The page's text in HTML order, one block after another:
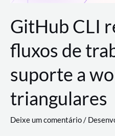
GitHub CLI
fluxos de
suporte a
triangulares
Deixe um comentário/